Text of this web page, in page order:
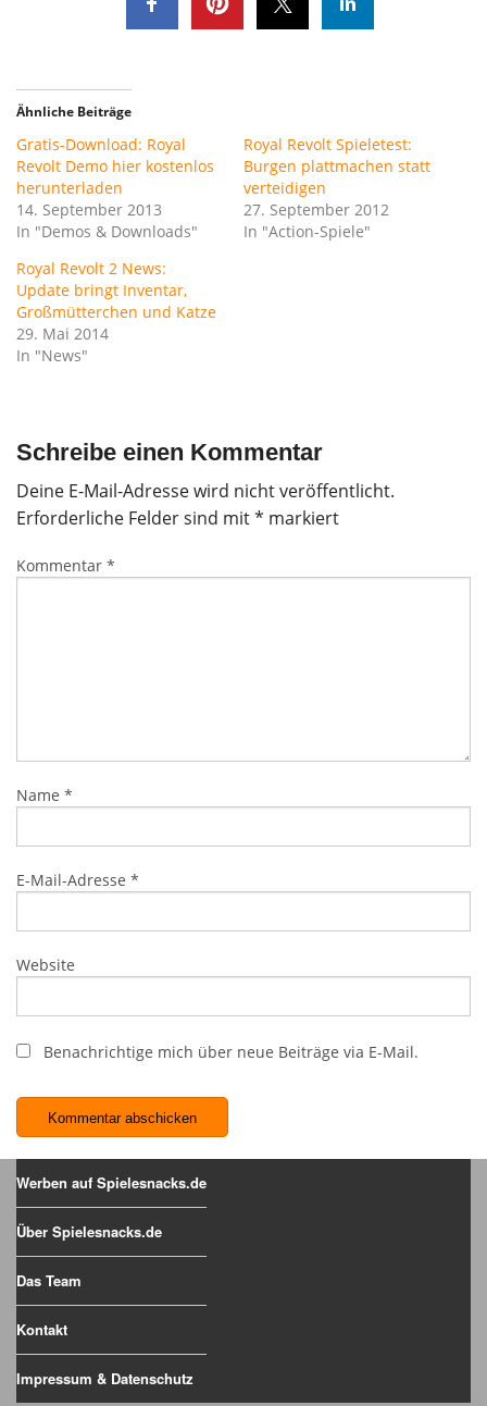
Ähnliche Beiträge
Gratis-Download: Royal
Revolt Demo hier kostenlos
herunterladen
14. September 2013
In "Demos & Downloads"
Royal Revolt Spieletest:
Burgen plattmachen statt
verteidigen
27. September 2012
In "Action-Spiele"
Royal Revolt 2 News:
Update bringt Inventar,
Großmütterchen und Katze
29. Mai 2014
In "News"
Schreibe einen Kommentar
Deine E-Mail-Adresse wird nicht veröffentlicht.
Erforderliche Felder sind mit* markiert
Kommentar *
Name *
E-Mail-Adresse *
Website
Benachrichtige mich über neue Beiträge via E-Mail.
Werben auf Spielesnacks.de
Über Spielesnacks.de
Das Team
Kontakt
Impressum & Datenschutz